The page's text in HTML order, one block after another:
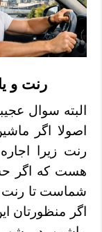
رنت و
البته سوال
اصولا اگر
رنت زیرا
هست که اگر
شماست تا رنت
اگر منظورتان